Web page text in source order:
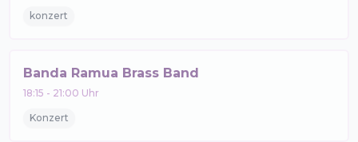
konzert
Banda Ramua Brass Band
18:15 - 21:00 Uhr
Konzert